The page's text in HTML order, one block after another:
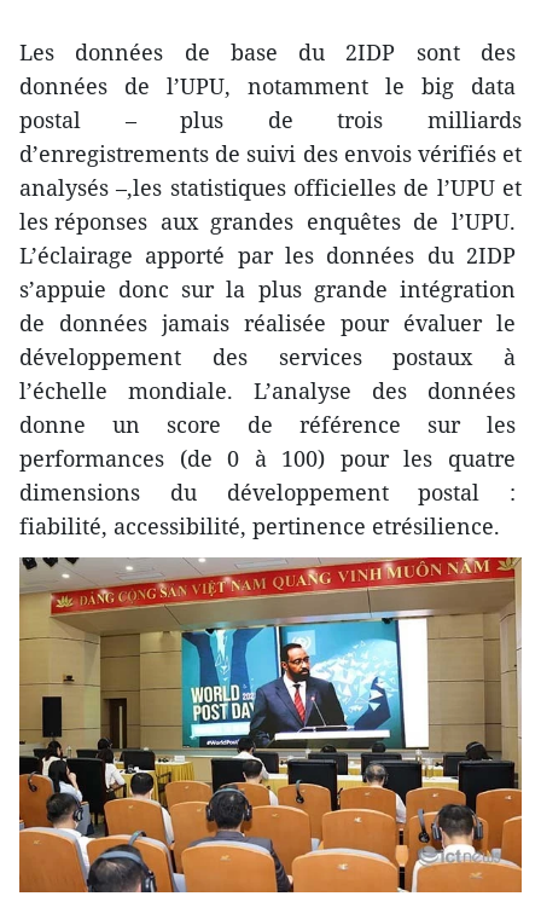
Les données de base du 2IDP sont des
données de l’UPU, notamment le big data
postal – plus de trois milliards
d’enregistrements de suivi des envois vérifiés et
analysés –,les statistiques officielles de l’UPU et
les réponses aux grandes enquêtes de l’UPU.
L’éclairage apporté par les données du 2IDP
s’appuie donc sur la plus grande intégration
de données jamais réalisée pour évaluer le
développement des services postaux à
l’échelle mondiale. L’analyse des données
donne un score de référence sur les
performances (de 0 à 100) pour les quatre
dimensions du développement postal :
fiabilité, accessibilité, pertinence etrésilience.